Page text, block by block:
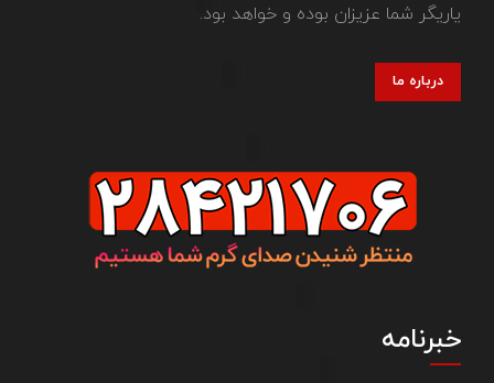
یاریگر شما عزیزان بوده و خواهد بود.
درباره ما
خبرنامه